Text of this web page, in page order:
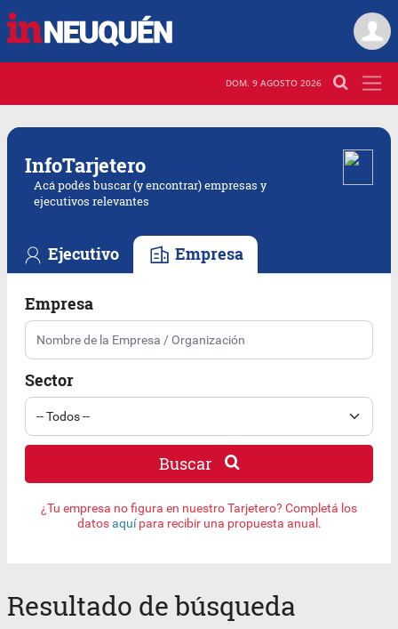
DOM. 9 AGOSTO 2026
InfoTarjetero
Acá podés buscar (y encontrar) empresas y
ejecutivos relevantes
Ejecutivo Empresa
Empresa
Sector
Buscar
¿Tu empresa no figura en nuestro Tarjetero? Completá los
datosaquípara recibir una propuesta anual.
Resultado de búsqueda